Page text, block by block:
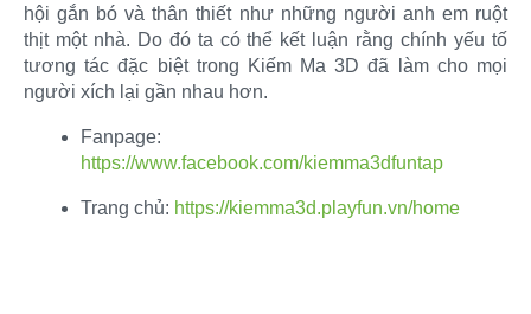
hội gắn bó và thân thiết như những người anh em ruột
thịt một nhà. Do đó ta có thể kết luận rằng chính yếu tố
tương tác đặc biệt trong Kiếm Ma 3D đã làm cho mọi
người xích lại gần nhau hơn.​
Fanpage:
https://www.facebook.com/kiemma3dfuntap
Trang chủ: https://kiemma3d.playfun.vn/home